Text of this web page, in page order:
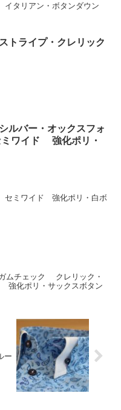
タリアン・ボタンダウン
トライプ・クレリック
ルバー・オックスフォ
ワイド 強化ポリ・
セミワイド 強化ポリ・白ボ
ムチェック クレリック・
強化ポリ・サックスボタン
ー